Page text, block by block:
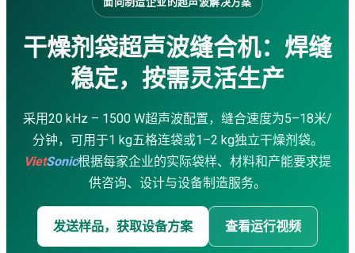
超声波锡片焊接机
袋子生产线
超声波清洗机
金属超声波焊接机
咨询 · 设计
机械加工
维修 · 保养
防水
超声波焊接机
超声波缝纫机
干燥剂袋超声波缝合机：焊缝
稳定，按需灵活生产
采用20 kHz – 1500 W超声波配置，缝合速度为5–18米/
分钟，可用于1 kg五格连袋或1–2 kg独立干燥剂袋。
VietSonic根据每家企业的实际袋样、材料和产能要求提
供咨询、设计与设备制造服务。
发送样品，获取设备方案 查看运行视频